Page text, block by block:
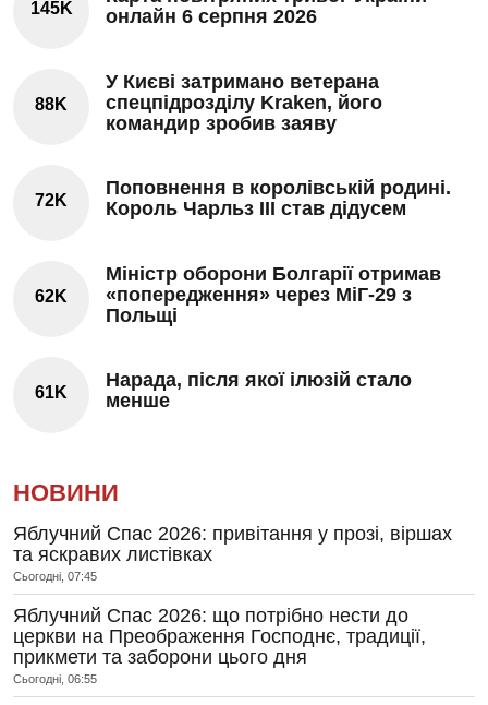
145K
онлайн 6 серпня 2026
88K
У Києві затримано ветерана
спецпідрозділу Kraken, його
командир зробив заяву
72K
Поповнення в королівській родині.
Король Чарльз III став дідусем
62K
Міністр оборони Болгарії отримав
«попередження» через МіГ-29 з
Польщі
61K
Нарада, після якої ілюзій стало
менше
НОВИНИ
Яблучний Спас 2026: привітання у прозі, віршах
та яскравих листівках
Сьогодні, 07:45
Яблучний Спас 2026: що потрібно нести до
церкви на Преображення Господнє, традиції,
прикмети та заборони цього дня
Сьогодні, 06:55